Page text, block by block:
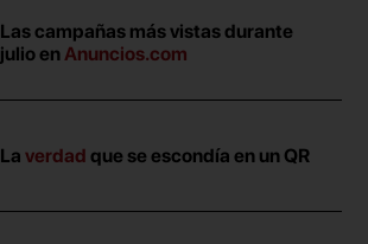
Las campañas más vistas durante
julio enAnuncios.com
Laverdad que se escondía en un QR